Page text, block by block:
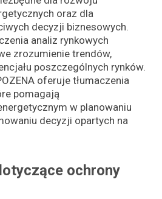
oraz dla
decyzji biznesowych.
analiz rynkowych
zrozumienie trendów,
poszczególnych rynków.
oferuje tłumaczenia
pomagają
w planowaniu
decyzji opartych na
ochrony